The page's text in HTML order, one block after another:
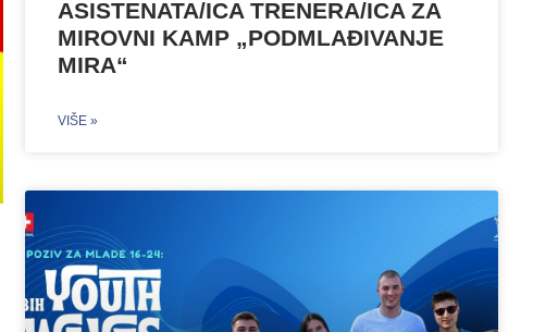
ASISTENATA/ICA TRENERA/ICA ZA
MIROVNI KAMP „PODMLAĐIVANJE
MIRA“
VIŠE »